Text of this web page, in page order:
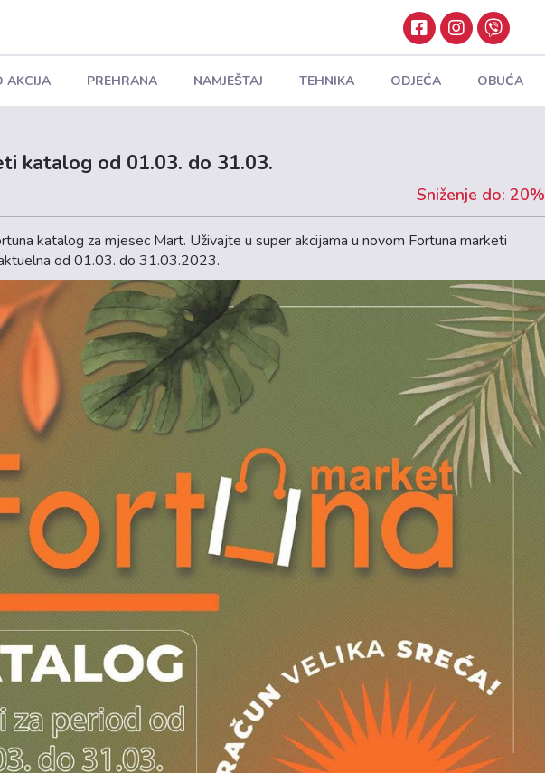
AKCIJA PREHRANA NAMJEŠTAJ TEHNIKA ODJEĆA OBUĆA
katalog od 01.03. do 31.03.
Sniženje do: 20%
katalog za mjesec Mart. Uživajte u super akcijama u novom Fortuna marketi
od 01.03. do 31.03.2023.